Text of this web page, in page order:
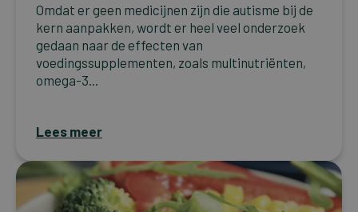
Omdat er geen medicijnen zijn die autisme bij de
kern aanpakken, wordt er heel veel onderzoek
gedaan naar de effecten van
voedingssupplementen, zoals multinutriënten,
omega-3...
Lees meer